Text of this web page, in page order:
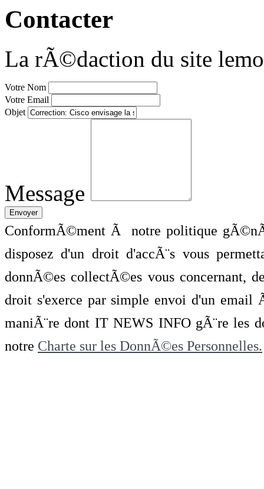
Contacter
La rÃ©daction du site
Votre Nom
Votre Email
Objet
Message
ConformÃ©ment Ã notre politique
disposez d'un droit d'accÃ¨s vous
donnÃ©es collectÃ©es vous concernant,
droit s'exerce par simple envoi d'un
maniÃ¨re dont IT NEWS INFO gÃ¨re les
notre Charte sur les DonnÃ©es Personnelles.